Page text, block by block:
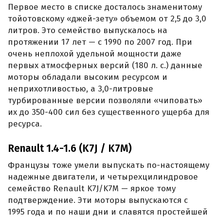
Первое место в списке досталось знаменитому
тойотовскому «джей-зету» объемом от 2,5 до 3,0
литров. Это семейство выпускалось на
протяжении 17 лет — с 1990 по 2007 год. При
очень неплохой удельной мощности даже
первых атмосферных версий (180 л. с.) данные
моторы обладали высоким ресурсом и
неприхотливостью, а 3,0-литровые
турбированные версии позволяли «чиповать»
их до 350-400 сил без существенного ущерба для
ресурса.
Renault 1.4-1.6 (K7J / K7M)
Французы тоже умели выпускать по-настоящему
надежные двигатели, и четырехцилиндровое
семейство Renault K7J/K7M — яркое тому
подтверждение. Эти моторы выпускаются с
1995 года и по наши дни и славятся простейшей